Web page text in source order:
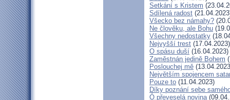
Setkání s Kristem
Sdílená radost
Všecko bez námahy?
Ne člověku, ale Bohu
Všechny nedostatky
Nejvyšší trest (17.04.2023)
O spásu duší (16.04.2023)
Zaměstnán jedině Bohem
Poslouchej mě
Největším spojencem
Pouze to (11.04.2023)
Díky poznání sebe
Ó převeselá novina